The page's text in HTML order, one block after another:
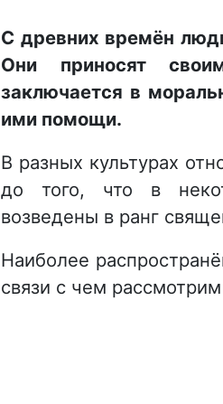
С древних времён
Они приносят
заключается в
ими помощи.
В разных культурах
до того, что в
возведены в ранг
Наиболее
связи с чем